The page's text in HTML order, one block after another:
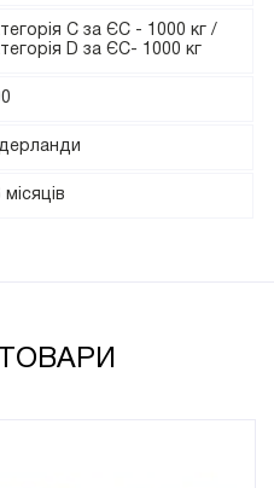
C за ЄС - 1000 кг /
D за ЄС- 1000 кг
місяців